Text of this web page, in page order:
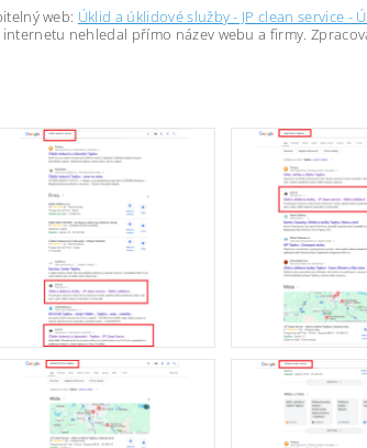
web: Úklid a úklidové služby - JP clean service -
nehledal přímo název webu a firmy.